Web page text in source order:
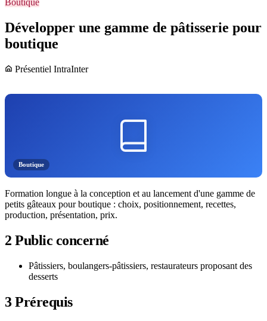
Boutique
Développer une gamme de pâtisserie pour
boutique
Présentiel IntraInter
Boutique
Formation longue à la conception et au lancement d'une gamme de
petits gâteaux pour boutique : choix, positionnement, recettes,
production, présentation, prix.
2 Public concerné
Pâtissiers, boulangers-pâtissiers, restaurateurs proposant des
desserts
3Prérequis